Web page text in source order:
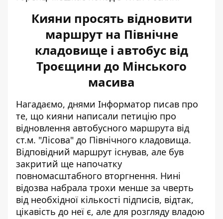
Кияни просять відновити
маршрут на Північне
кладовище і автобус від
Троєщини до Мінського
масива
Нагадаємо, днями Інформатор писав про
те, що кияни написали петицію про
відновлення автобусного маршрута від
ст.м. "Лісова" до Північного кладовища.
Відповідний маршрут існував, але був
закритий ще напочатку
повномасштабного вторгнення. Нині
відозва набрала трохи менше за чверть
від необхідної кількості підписів, відтак,
цікавість до неї є, але для розгляду владою